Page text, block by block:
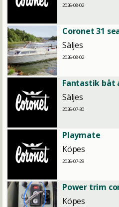
2026-08-02
Coronet 31
Säljes
2026-08-02
Fantastik båt
Säljes
2026-07-30
Playmate
Köpes
2026-07-29
Power trim
Köpes